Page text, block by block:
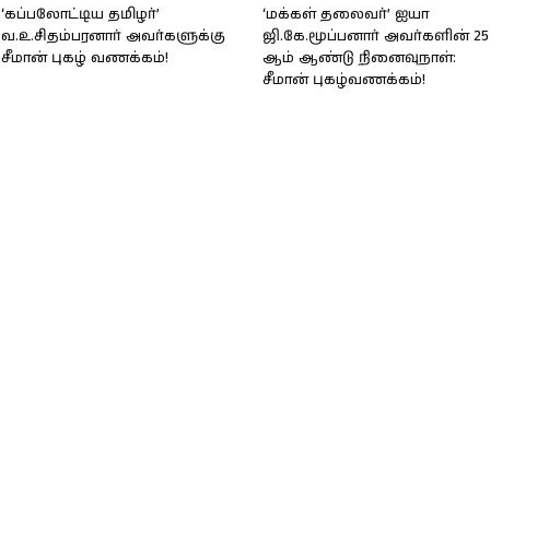
‘கப்பலோட்டிய தமிழர்’
வ.உ.சிதம்பரனார் அவர்களுக்கு
சீமான் புகழ் வணக்கம்!
‘மக்கள் தலைவர்’ ஐயா
ஜி.கே.மூப்பனார் அவர்களின் 25
ஆம் ஆண்டு நினைவுநாள்:
சீமான் புகழ்வணக்கம்!